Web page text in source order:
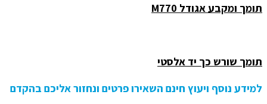
תומך ומקבע אגודל M770
תומך שורש כך יד אלסטי
למידע נוסף ויעוץ חינם השאירו פרטים ונחזור אליכם בהקדם